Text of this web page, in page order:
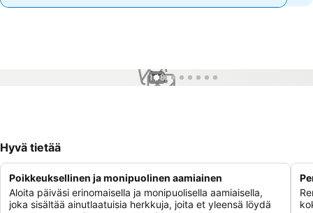
1 / 8
Hyvä tietää
Poikkeuksellinen ja monipuolinen aamiainen
Aloita päiväsi erinomaisella ja monipuolisella aamiaisella,
joka sisältää ainutlaatuisia herkkuja, joita et yleensä löydä